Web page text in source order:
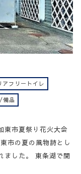
アフリートイレ
備品
東市夏祭り花火大会
の夏の風物詩とし
ました。 東条湖で開